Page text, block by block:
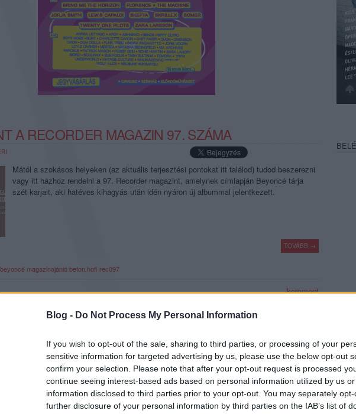
Blog - Do Not Process My Personal Information
If you wish to opt-out of the sale, sharing to third parties, or processing of your
sensitive information for targeted advertising by us, please use the below opt-out
confirm your selection. Please note that after your opt-out request is processed
continue seeing interest-based ads based on personal information utilized by us
information disclosed to third parties prior to your opt-out. You may separately
further disclosure of your personal information by third parties on the IAB’s list of
A RECORDER MAGAZIN 97. SZÁMA
Mától a szokásos helyeken (az aktuális terjesztési pontokat itt találod) tudod beszerezni
vagy itt házhoz rendelni a 97. Recorder magazint, amelynek címlapján Beyoncé tárja
szét karjait, aki hatéves kihagyás után idén nyáron új albummal jelentkezett.
TOVÁBB →
beyoncé magazinajánló beton.hofi rec097
komment
A Recorder magazin 97. száma | A címlapon: Beyoncé | Benne: Beton.Hofi, Maggie
Rogers, Young Majré, HIÚZ, Mitch Murder és még sokan mások | Megjelenik: 2022.
szeptember 15-én